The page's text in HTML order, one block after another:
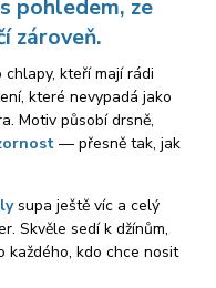
pohledem, ze
zároveň.
chlapy, kteří mají rádi
které nevypadá jako
Motiv působí drsně,
— přesně tak, jak
supa ještě víc a celý
Skvěle sedí k džínům,
každého, kdo chce nosit